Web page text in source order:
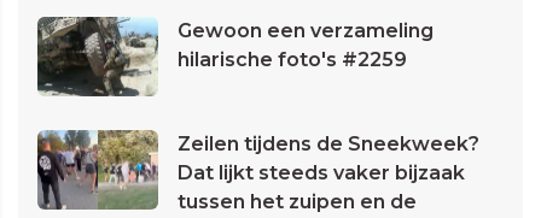
Gewoon een verzameling
hilarische foto's #2259
Zeilen tijdens de Sneekweek?
Dat lijkt steeds vaker bijzaak
tussen het zuipen en de